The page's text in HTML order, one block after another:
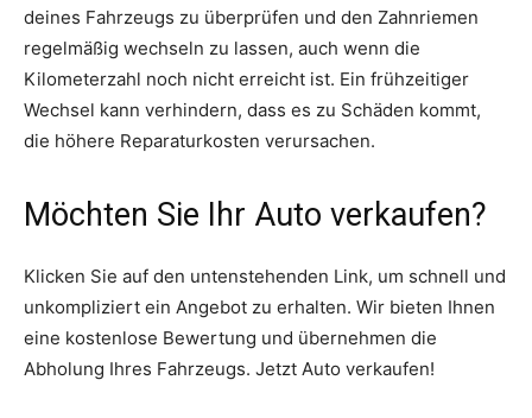
deines Fahrzeugs zu überprüfen und den Zahnriemen
regelmäßig wechseln zu lassen, auch wenn die
Kilometerzahl noch nicht erreicht ist. Ein frühzeitiger
Wechsel kann verhindern, dass es zu Schäden kommt,
die höhere Reparaturkosten verursachen.
Möchten Sie Ihr Auto verkaufen?
Klicken Sie auf den untenstehenden Link, um schnell und
unkompliziert ein Angebot zu erhalten. Wir bieten Ihnen
eine kostenlose Bewertung und übernehmen die
Abholung Ihres Fahrzeugs. Jetzt Auto verkaufen!